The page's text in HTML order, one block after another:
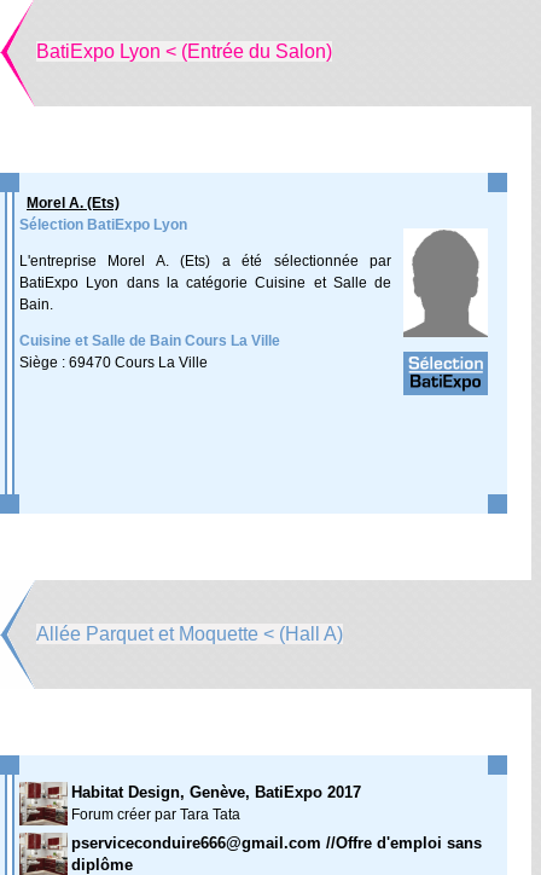
BatiExpo Lyon < (Entrée du Salon)
Morel A. (Ets)
Sélection BatiExpo Lyon
L'entreprise Morel A. (Ets) a été sélectionnée par
BatiExpo Lyon dans la catégorie Cuisine et Salle de
Bain.
Cuisine et Salle de Bain Cours La Ville
Siège : 69470 Cours La Ville
Allée Parquet et Moquette < (Hall A)
Habitat Design, Genève, BatiExpo 2017
Forum créer par Tara Tata
pserviceconduire666@gmail.com //Offre d'emploi sans
diplôme